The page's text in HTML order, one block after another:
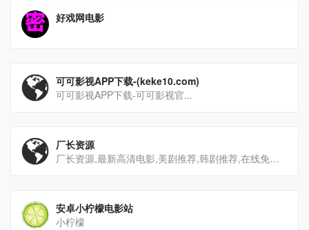
好戏网电影
可可影视APP下载-(keke10.com)
可可影视APP下载-可可影视官...
厂长资源
厂长资源,最新高清电影,美剧推荐,韩剧推荐,在线免费电影,欧美剧,英美剧,日剧,BT下载,厂长电影,厂长视频,[…]
安卓小柠檬电影站
小柠檬